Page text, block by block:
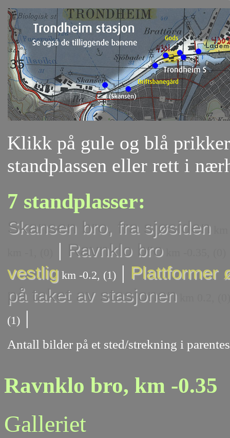
Klikk på gule og blå
standplassen eller rett i
7 standplasser:
Skansen bro, fra sjøsiden
| Ravnklo brokm -0.35, (0)
vestlig km -0.2, (1) | Plattformer
på taket av stasjonen
(1) |
Antall bilder på et sted/strekning i
Ravnklo bro, km -0.35
Galleriet